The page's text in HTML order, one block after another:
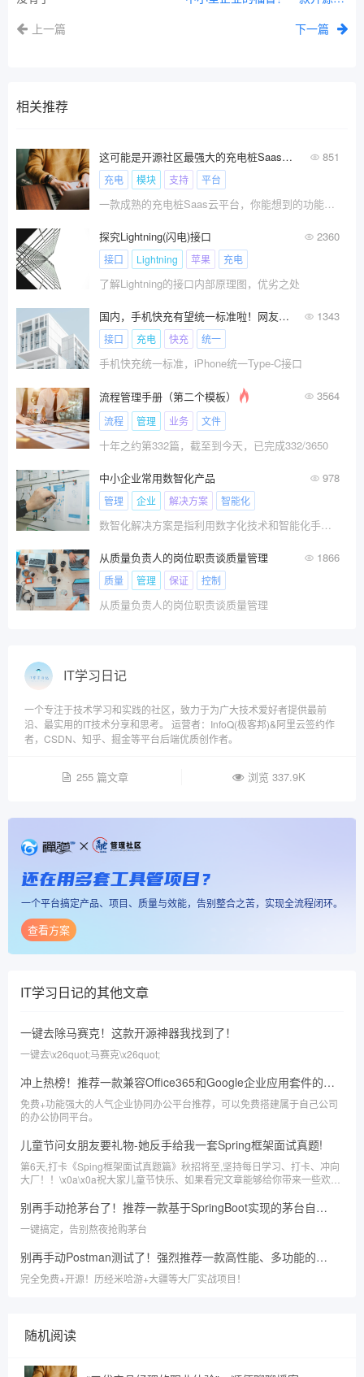
上一篇
下一篇
相关推荐
这可能是开源社区最强大的充电桩Saas云平台 851
充电 模块 支持 平台
一款成熟的充电桩Saas云平台，你能想到的功能都有！
探究Lightning(闪电)接口 2360
接口 Lightning 苹果 充电
了解Lightning的接口内部原理图，优劣之处
国内，手机快充有望统一标准啦！网友呼吁：iPhone尽快统一Type-C接口！ 1343
接口 充电 快充 统一
手机快充统一标准，iPhone统一Type-C接口
流程管理手册（第二个模板） 3564
流程 管理 业务 文件
十年之约第332篇，截至到今天，已完成332/3650
中小企业常用数智化产品 978
管理 企业 解决方案 智能化
数智化解决方案是指利用数字化技术和智能化手段，通过数据的收集、分析和处理，提升企业或组织的管理效率和决策水平，从而实现业务优化和创新的综合性解决方案。
从质量负责人的岗位职责谈质量管理 1866
质量 管理 保证 控制
从质量负责人的岗位职责谈质量管理
IT学习日记
一个专注于技术学习和实践的社区，致力于为广大技术爱好者提供最前
沿、最实用的IT技术分享和思考。 运营者：InfoQ(极客邦)&阿里云签约作
者，CSDN、知乎、掘金等平台后端优质创作者。
255 篇文章 浏览 337.9K
还在用多套工具管项目？
一个平台搞定产品、项目、质量与效能，告别整合之苦，实现全流程闭环。
查看方案
IT学习日记的其他文章
一键去除马赛克！这款开源神器我找到了！
一键去\x26quot;马赛克\x26quot;
冲上热榜！推荐一款兼容Office365和Google企业应用套件的企业协同办公平台
免费+功能强大的人气企业协同办公平台推荐，可以免费搭建属于自己公司
的办公协同平台。
儿童节问女朋友要礼物-她反手给我一套Spring框架面试真题!
第6天,打卡《Sping框架面试真题篇》秋招将至,坚持每日学习、打卡、冲向
大厂！！\x0a\x0a祝大家儿童节快乐、如果看完文章能够给你带来一些欢
别再手动抢茅台了！推荐一款基于SpringBoot实现的茅台自动预约系统
一键搞定，告别熬夜抢购茅台
别再手动Postman测试了！强烈推荐一款高性能、多功能的强大自动化测试平台
完全免费+开源！历经米哈游+大疆等大厂实战项目！
随机阅读